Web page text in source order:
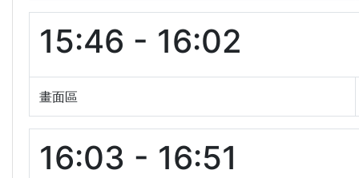
15:46 - 16:02
畫面區
16:03 - 16:51